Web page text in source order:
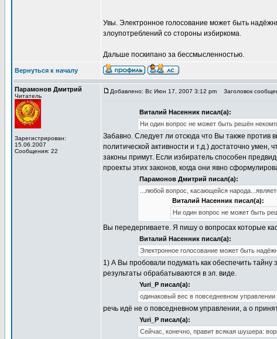
Увы. Электронное голосование может быть
злоупотреблений со стороны избиркома.
Дальше поскипано за бессмысленностью.
Вернуться к началу
Парамонов Дмитрий
Читатель
Зарегистрирован:
15.06.2007
Сообщения: 22
Добавлено: Вс Июн 17, 2007 3:12 pm Заголовок
Виталий Насенник писал(а):
Ни один вопрос не может быть решён
Забавно. Следует ли отсюда что Вы также против
политической активности и т.д.) достаточно умен,
законы примут. Если избиратель способен
проекты этих законов, когда они явно
Парамонов Дмитрий писал(а):
...любой вопрос, касающейся
Виталий Насенник писал(а):
Ни один вопрос не может быть
Вы передергиваете. Я пишу о вопросах которые
Виталий Насенник писал(а):
Электронное голосование может быть
1) А Вы пробовали подумать как обеспечить
результаты обрабатываются в эл. виде.
Yuri_P писал(а):
одинаковый вес в повседневном управлении
речь идё не о повседневном управлении, а о
Yuri_P писал(а):
Сейчас, конечно, правит всякая шушера: